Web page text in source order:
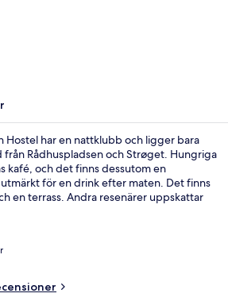
Hostel har en nattklubb och ligger bara
Rådhuspladsen och Strøget. Hungriga
kafé, och det finns dessutom en
för en drink efter maten. Det finns
en terrass. Andra resenärer uppskattar
station tar det 5 minuter att gå och till
det 6 minuter.